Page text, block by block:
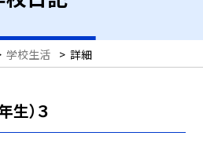
学校生活 > 詳細
生）３